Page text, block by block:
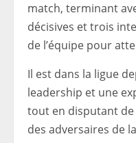
match, terminant
décisives et trois
de l’équipe pour
Il est dans la ligue
leadership et une
tout en disputant
des adversaires de